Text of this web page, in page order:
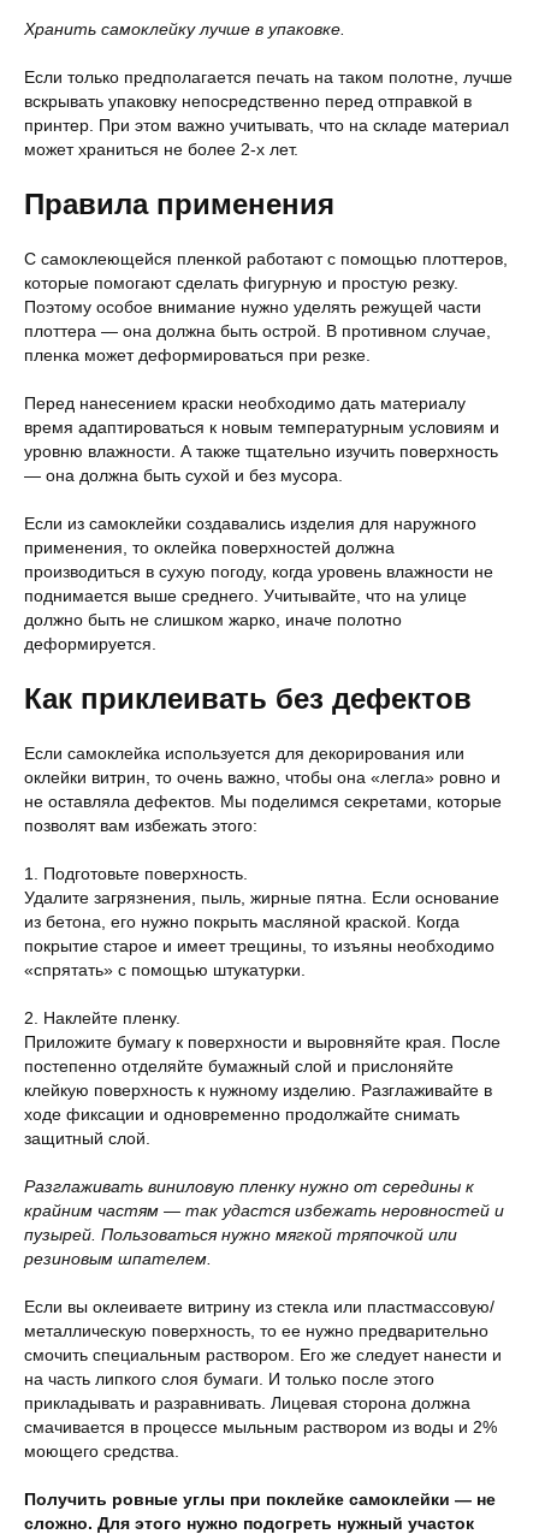
Хранить самоклейку лучше в упаковке.
Если только предполагается печать на таком полотне, лучше
вскрывать упаковку непосредственно перед отправкой в
принтер. При этом важно учитывать, что на складе материал
может храниться не более 2-х лет.
Правила применения
С самоклеющейся пленкой работают с помощью плоттеров,
которые помогают сделать фигурную и простую резку.
Поэтому особое внимание нужно уделять режущей части
плоттера — она должна быть острой. В противном случае,
пленка может деформироваться при резке.
Перед нанесением краски необходимо дать материалу
время адаптироваться к новым температурным условиям и
уровню влажности. А также тщательно изучить поверхность
— она должна быть сухой и без мусора.
Если из самоклейки создавались изделия для наружного
применения, то оклейка поверхностей должна
производиться в сухую погоду, когда уровень влажности не
поднимается выше среднего. Учитывайте, что на улице
должно быть не слишком жарко, иначе полотно
деформируется.
Как приклеивать без дефектов
Если самоклейка используется для декорирования или
оклейки витрин, то очень важно, чтобы она «легла» ровно и
не оставляла дефектов. Мы поделимся секретами, которые
позволят вам избежать этого:
1. Подготовьте поверхность.
Удалите загрязнения, пыль, жирные пятна. Если основание
из бетона, его нужно покрыть масляной краской. Когда
покрытие старое и имеет трещины, то изъяны необходимо
«спрятать» с помощью штукатурки.
2. Наклейте пленку.
Приложите бумагу к поверхности и выровняйте края. После
постепенно отделяйте бумажный слой и прислоняйте
клейкую поверхность к нужному изделию. Разглаживайте в
ходе фиксации и одновременно продолжайте снимать
защитный слой.
Разглаживать виниловую пленку нужно от середины к
крайним частям — так удастся избежать неровностей и
пузырей. Пользоваться нужно мягкой тряпочкой или
резиновым шпателем.
Если вы оклеиваете витрину из стекла или пластмассовую/
металлическую поверхность, то ее нужно предварительно
смочить специальным раствором. Его же следует нанести и
на часть липкого слоя бумаги. И только после этого
прикладывать и разравнивать. Лицевая сторона должна
смачивается в процессе мыльным раствором из воды и 2%
моющего средства.
Получить ровные углы при поклейке самоклейки — не
сложно. Для этого нужно подогреть нужный участок